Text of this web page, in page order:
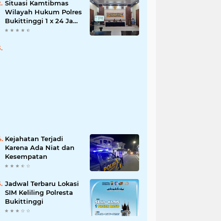
Situasi Kamtibmas
Wilayah Hukum Polres
Bukittinggi 1 x 24 Jam
Senin 27 Juni 2022
Kejahatan Terjadi
Karena Ada Niat dan
Kesempatan
Jadwal Terbaru Lokasi
SIM Keliling Polresta
Bukittinggi